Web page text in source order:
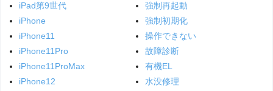
iPad第9世代
iPhone
iPhone11
iPhone11Pro
iPhone11ProMax
iPhone12
強制再起動
強制初期化
操作できない
故障診断
有機EL
水没修理